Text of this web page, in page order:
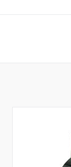
Купить в 1 клик